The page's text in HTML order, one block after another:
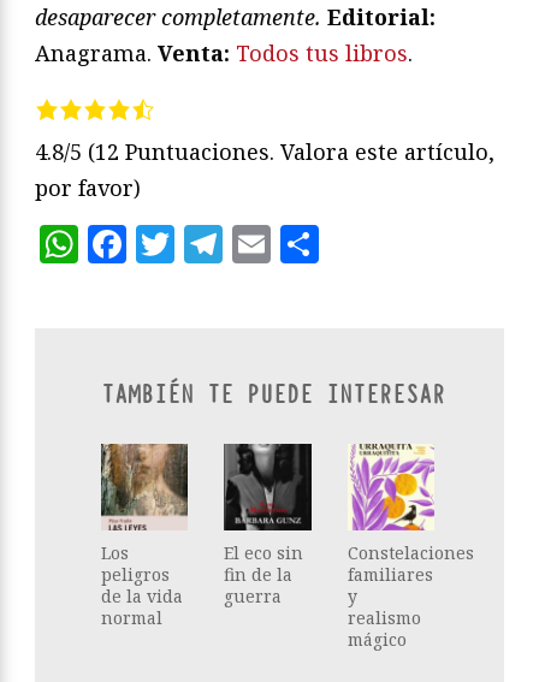
desaparecer completamente. Editorial:
Anagrama. Venta: Todos tus libros.
4.8/5 (12 Puntuaciones. Valora este artículo,
por favor)
WhatsApp
Facebook
Twitter
Telegram
Email
TAMBIÉN TE PUEDE INTERESAR
Los
peligros
de la vida
normal
El eco sin
fin de la
guerra
Constelaciones
familiares
y
realismo
mágico